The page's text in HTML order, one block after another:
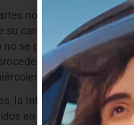
no se presentó. Así se
su cargo. Para esto, el
se presenta en la
a la desvinculación
la Intendencia de
en Uruguay y decidió